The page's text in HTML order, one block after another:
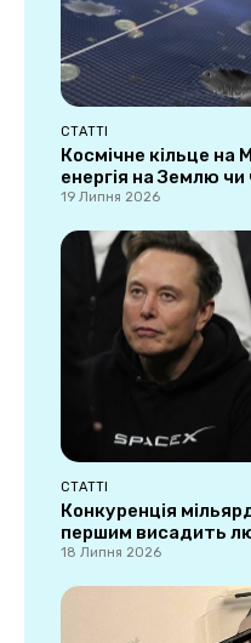
СТАТТІ
Космічне кільце на
енергія на Землю чи
19 Липня 2026
СТАТТІ
Конкуренція
першим висадить
18 Липня 2026